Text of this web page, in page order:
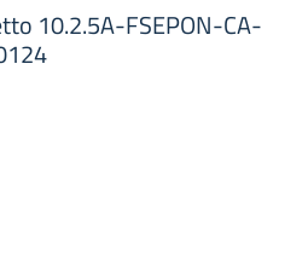
10.2.5A-FSEPON-CA-